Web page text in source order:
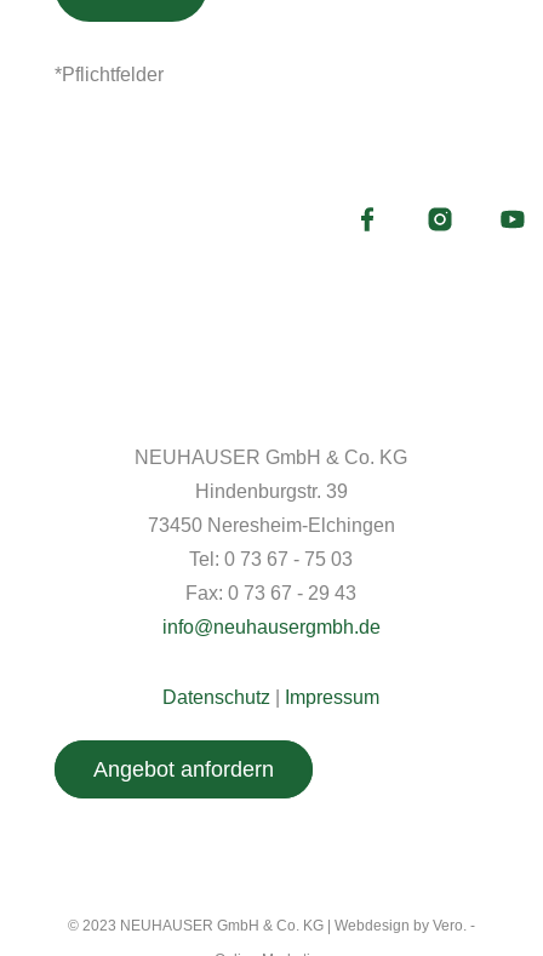
*Pflichtfelder
NEUHAUSER GmbH & Co. KG
Hindenburgstr. 39
73450 Neresheim-Elchingen
Tel: 0 73 67 - 75 03
Fax: 0 73 67 - 29 43
info@neuhausergmbh.de
Datenschutz Impressum
Angebot anfordern
© 2023 NEUHAUSER GmbH & Co. KG| Webdesign by Vero. -